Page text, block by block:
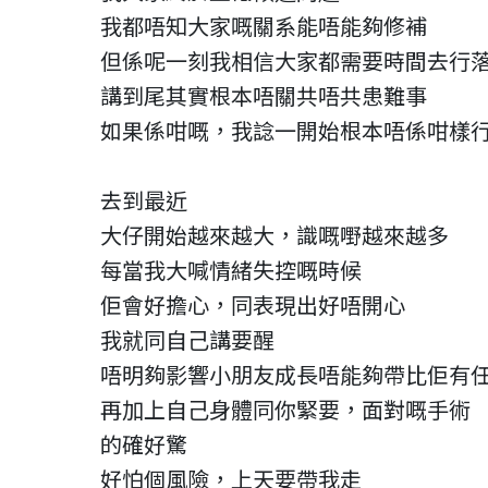
我都唔知大家嘅關系能唔能夠修補
但係呢一刻我相信大家都需要時間去行
講到尾其實根本唔關共唔共患難事
如果係咁嘅，我諗一開始根本唔係咁樣
去到最近
大仔開始越來越大，識嘅嘢越來越多
每當我大喊情緒失控嘅時候
佢會好擔心，同表現出好唔開心
我就同自己講要醒
唔明夠影響小朋友成長唔能夠帶比佢有
再加上自己身體同你緊要，面對嘅手術
的確好驚
好怕個風險，上天要帶我走